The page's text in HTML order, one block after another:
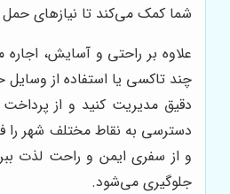
شما کمک می‌کند تا نیازهای حمل
علاوه بر راحتی و آسایش،
چند تاکسی یا استفاده از
دقیق مدیریت کنید و از
دسترسی به نقاط مختلف شهر را
و از سفری ایمن و راحت لذت
جلوگیری می‌شود.